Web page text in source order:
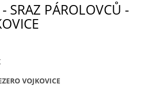
- SRAZ PÁROLOVCŮ -
VOJKOVICE